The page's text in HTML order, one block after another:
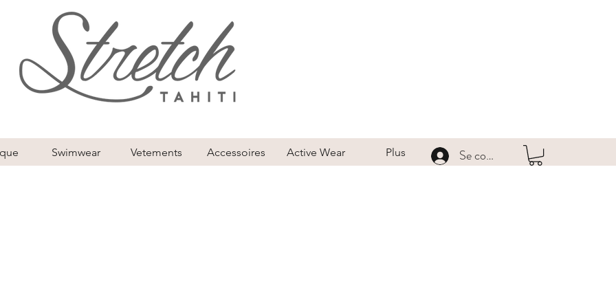
Swimwear Vetements Accessoires Active Wear Plus Se connecter